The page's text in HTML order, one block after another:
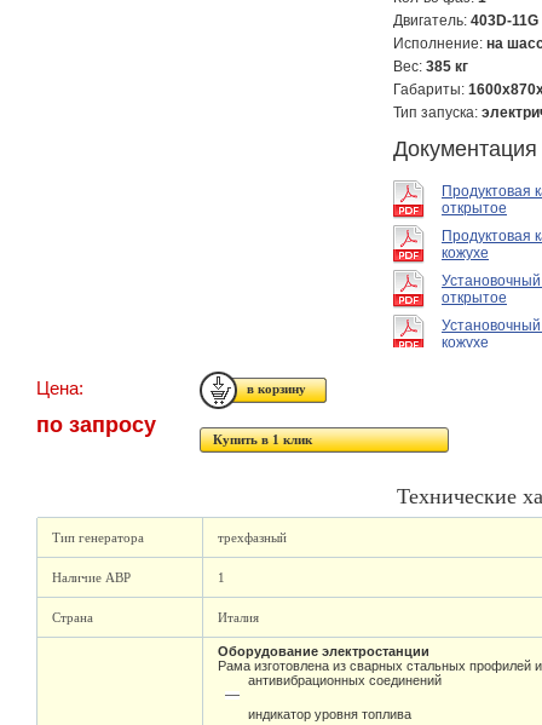
Двигатель: 403D-11G
Исполнение: на
Вес: 385 кг
Габариты:
Тип запуска:
Документация
Продуктовая
открытое
Продуктовая
кожухе
открытое
кожухе
Цена:
по запросу
Купить в 1 клик
Технические
Тип генератора трехфазный
Наличие АВР 1
Страна Италия
Оборудование электростанции
Рама изготовлена из сварных стальных профилей и
антивибрационных соединений